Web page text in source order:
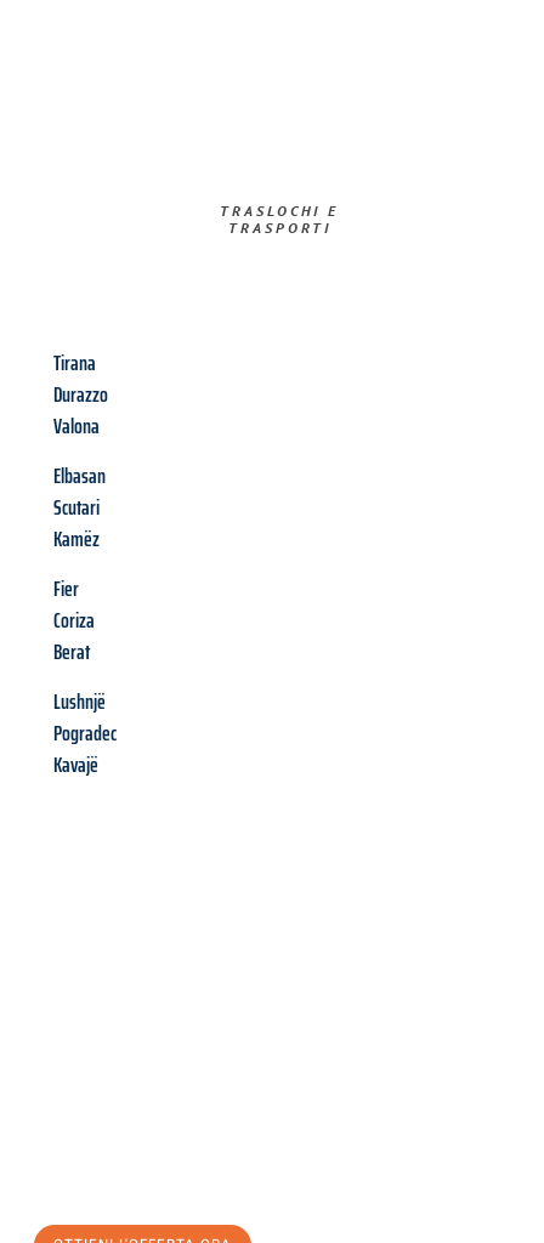
TRASLOCHI E
TRASPORTI​
Tirana
Durazzo
Valona
Elbasan
Scutari
Kamëz
Fier
Coriza
Berat
Lushnjë
Pogradec
Kavajë